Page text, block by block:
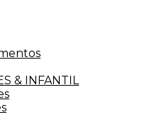
& INFANTIL